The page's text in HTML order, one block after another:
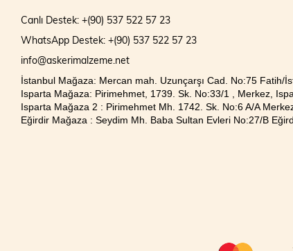
Canlı Destek: +(90) 537 522 57 23
WhatsApp Destek: +(90) 537 522 57 23
info@askerimalzeme.net
İstanbul Mağaza: Mercan mah. Uzunçarşı Cad. No:75 Fatih/
Isparta Mağaza: Pirimehmet, 1739. Sk. No:33/1 , Merkez,
Isparta Mağaza 2 : Pirimehmet Mh. 1742. Sk. No:6 A/A
Eğirdir Mağaza : Seydim Mh. Baba Sultan Evleri No:27/B